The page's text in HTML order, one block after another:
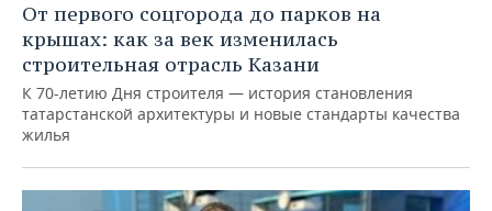
От первого соцгорода до парков на
крышах: как за век изменилась
строительная отрасль Казани
К 70-летию Дня строителя — история становления
татарстанской архитектуры и новые стандарты качества
жилья